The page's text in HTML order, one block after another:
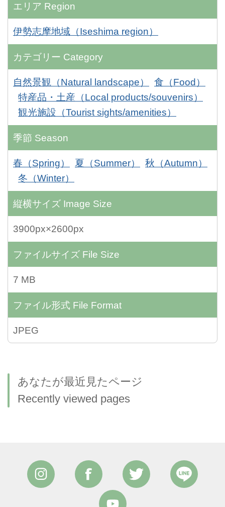
エリア Region
伊勢志摩地域（Iseshima region）
カテゴリー Category
自然景観（Natural landscape）
食（Food）
特産品・土産（Local products/souvenirs）
観光施設（Tourist sights/amenities）
季節 Season
春（Spring） 夏（Summer）
秋（Autumn）
冬（Winter）
縦横サイズ Image Size
3900px×2600px
ファイルサイズ File Size
7 MB
ファイル形式 File Format
JPEG
あなたが最近見たページ
Recently viewed pages